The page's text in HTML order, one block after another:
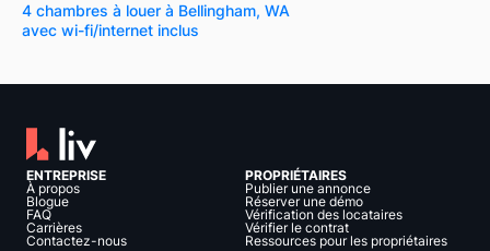
4 chambres à louer à Bellingham, WA
avec wi-fi/internet inclus
ENTREPRISE
À propos
Blogue
FAQ
Carrières
Contactez-nous
PROPRIÉTAIRES
Publier une annonce
Réserver une démo
Vérification des locataires
Vérifier le contrat
Ressources pour les propriétaires